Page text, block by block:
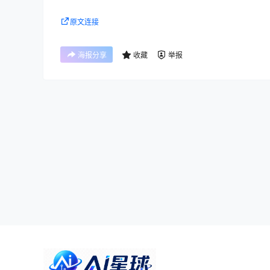
原文连接
海报分享 收藏 举报